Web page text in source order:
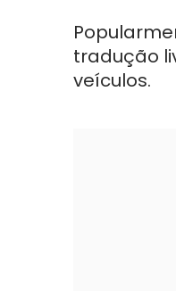
tradução
veículos.